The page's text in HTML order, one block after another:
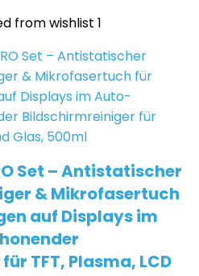
from wishlist 1
Set – Antistatischer
& Mikrofasertuch
auf Displays im
TFT, Plasma, LCD